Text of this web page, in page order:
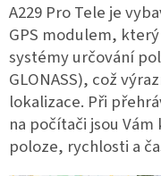
A229 Pro Tele je
GPS modulem,
systémy určování
GLONASS), což
lokalizace. Při
na počítači jsou
poloze, rychlosti a